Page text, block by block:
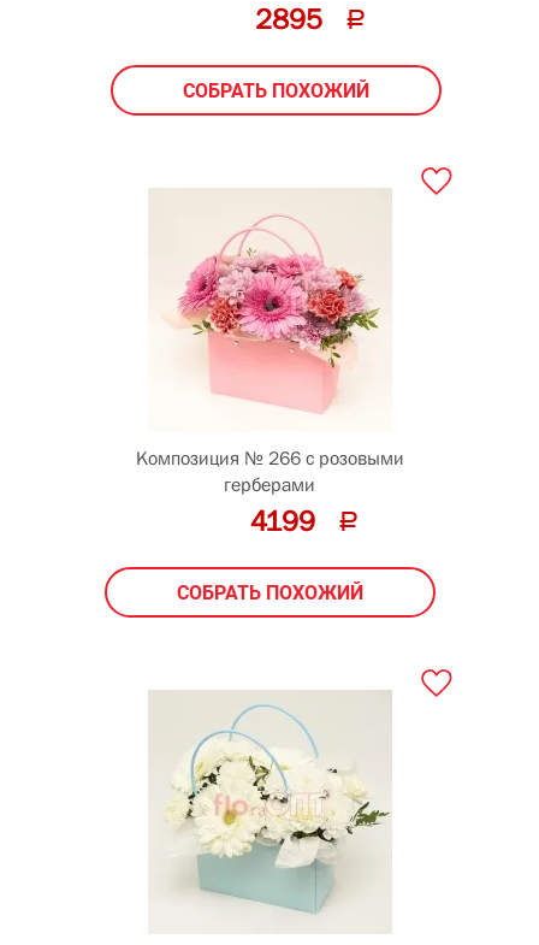
2895
СОБРАТЬ ПОХОЖИЙ
Композиция № 266 с розовыми
герберами
4199
СОБРАТЬ ПОХОЖИЙ